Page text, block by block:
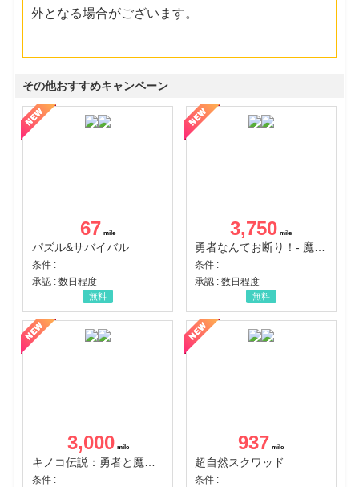
外となる場合がございます。
その他おすすめキャンペーン
67
パズル&サバイバル
条件 :
承認 : 数日程度
無料
3,750
勇者なんてお断り！- 魔王の力で異世界征服
条件 :
承認 : 数日程度
無料
3,000
条件 :
937
超自然スクワッド
条件 :